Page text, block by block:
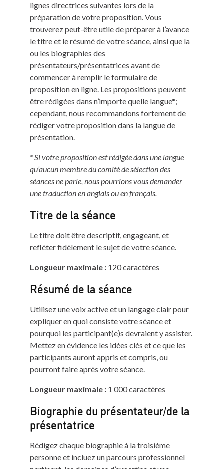
lignes directrices suivantes lors de la
préparation de votre proposition. Vous
trouverez peut-être utile de préparer à l’avance
le titre et le résumé de votre séance, ainsi que la
ou les biographies des
présentateurs/présentatrices avant de
commencer à remplir le formulaire de
proposition en ligne. Les propositions peuvent
être rédigées dans n’importe quelle langue*;
cependant, nous recommandons fortement de
rédiger votre proposition dans la langue de
présentation.
*Si votre proposition est rédigée dans une langue
qu’aucun membre du comité de sélection des
séances ne parle, nous pourrions vous demander
une traduction en anglais ou en français.
Titre de la séance
Le titre doit être descriptif, engageant, et
refléter fidèlement le sujet de votre séance.
Longueur maximale : 120 caractères
Résumé de la séance
Utilisez une voix active et un langage clair pour
expliquer en quoi consiste votre séance et
pourquoi les participant(e)s devraient y assister.
Mettez en évidence les idées clés et ce que les
participants auront appris et compris, ou
pourront faire après votre séance.
Longueur maximale : 1 000 caractères
Biographie du présentateur/de la
présentatrice
Rédigez chaque biographie à la troisième
personne et incluez un parcours professionnel